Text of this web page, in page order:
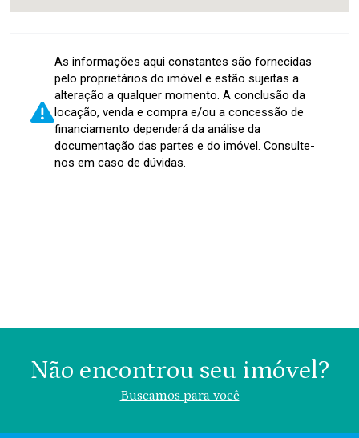
As informações aqui constantes são fornecidas
pelo proprietários do imóvel e estão sujeitas a
alteração a qualquer momento. A conclusão da
locação, venda e compra e/ou a concessão de
financiamento dependerá da análise da
documentação das partes e do imóvel. Consulte-
nos em caso de dúvidas.
Não encontrou seu imóvel?
Buscamos para você